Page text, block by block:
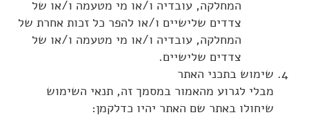
המחלקה, עובדיה ו/או מי מטעמה ו/או של
צדדים שלישיים ו/או להפר כל זכות אחרת של
המחלקה, עובדיה ו/או מי מטעמה ו/או של
צדדים שלישיים.
שימוש בתכני האתר
מבלי לגרוע מהאמור במסמך זה, תנאי השימוש
שיחולו באתר שם האתר יהיו כדלקמן: